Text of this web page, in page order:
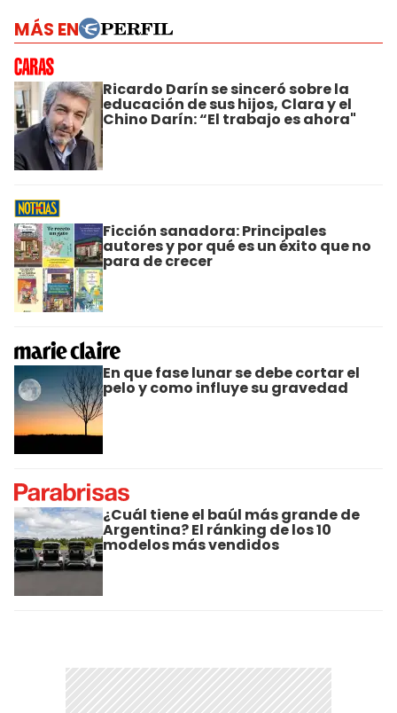
MÁS EN
Ricardo Darín se sinceró sobre la
educación de sus hijos, Clara y el
Chino Darín: “El trabajo es ahora"
Ficción sanadora: Principales
autores y por qué es un éxito que no
para de crecer
En que fase lunar se debe cortar el
pelo y como influye su gravedad
¿Cuál tiene el baúl más grande de
Argentina? El ránking de los 10
modelos más vendidos